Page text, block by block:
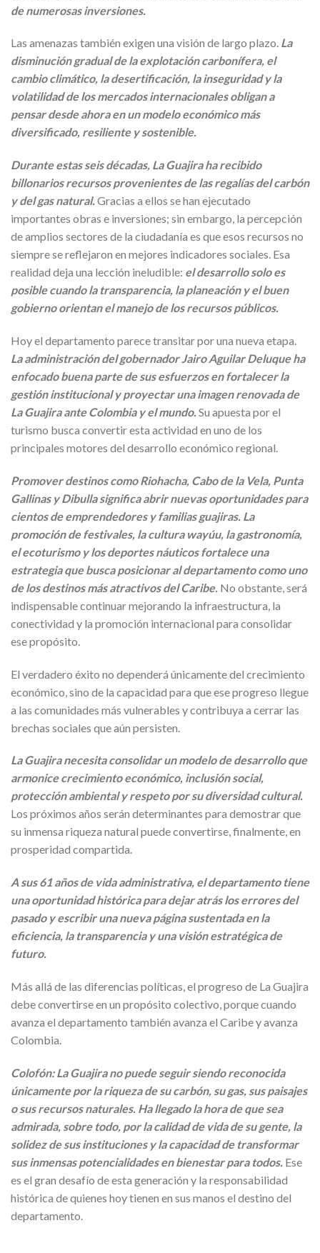
de numerosas inversiones.
Las amenazas también exigen una visión de largo plazo. La
disminución gradual de la explotación carbonífera, el
cambio climático, la desertificación, la inseguridad y la
volatilidad de los mercados internacionales obligan a
pensar desde ahora en un modelo económico más
diversificado, resiliente y sostenible.
Durante estas seis décadas, La Guajira ha recibido
billonarios recursos provenientes de las regalías del carbón
y del gas natural.Gracias a ellos se han ejecutado
importantes obras e inversiones; sin embargo, la percepción
de amplios sectores de la ciudadanía es que esos recursos no
siempre se reflejaron en mejores indicadores sociales. Esa
realidad deja una lección ineludible: el desarrollo solo es
posible cuando la transparencia, la planeación y el buen
gobierno orientan el manejo de los recursos públicos.
Hoy el departamento parece transitar por una nueva etapa.
La administración del gobernador Jairo Aguilar Deluque ha
enfocado buena parte de sus esfuerzos en fortalecer la
gestión institucional y proyectar una imagen renovada de
La Guajira ante Colombia y el mundo.Su apuesta por el
turismo busca convertir esta actividad en uno de los
principales motores del desarrollo económico regional.
Promover destinos como Riohacha, Cabo de la Vela, Punta
Gallinas y Dibulla significa abrir nuevas oportunidades para
cientos de emprendedores y familias guajiras. La
promoción de festivales, la cultura wayúu, la gastronomía,
el ecoturismo y los deportes náuticos fortalece una
estrategia que busca posicionar al departamento como uno
de los destinos más atractivos del Caribe. No obstante, será
indispensable continuar mejorando la infraestructura, la
conectividad y la promoción internacional para consolidar
ese propósito.
El verdadero éxito no dependerá únicamente del crecimiento
económico, sino de la capacidad para que ese progreso llegue
a las comunidades más vulnerables y contribuya a cerrar las
brechas sociales que aún persisten.
La Guajira necesita consolidar un modelo de desarrollo que
armonice crecimiento económico, inclusión social,
protección ambiental y respeto por su diversidad cultural.
Los próximos años serán determinantes para demostrar que
su inmensa riqueza natural puede convertirse, finalmente, en
prosperidad compartida.
A sus 61 años de vida administrativa, el departamento tiene
una oportunidad histórica para dejar atrás los errores del
pasado y escribir una nueva página sustentada en la
eficiencia, la transparencia y una visión estratégica de
futuro.
Más allá de las diferencias políticas, el progreso de La Guajira
debe convertirse en un propósito colectivo, porque cuando
avanza el departamento también avanza el Caribe y avanza
Colombia.
Colofón: La Guajira no puede seguir siendo reconocida
únicamente por la riqueza de su carbón, su gas, sus paisajes
o sus recursos naturales. Ha llegado la hora de que sea
admirada, sobre todo, por la calidad de vida de su gente, la
solidez de sus instituciones y la capacidad de transformar
sus inmensas potencialidades en bienestar para todos. Ese
es el gran desafío de esta generación y la responsabilidad
histórica de quienes hoy tienen en sus manos el destino del
departamento.